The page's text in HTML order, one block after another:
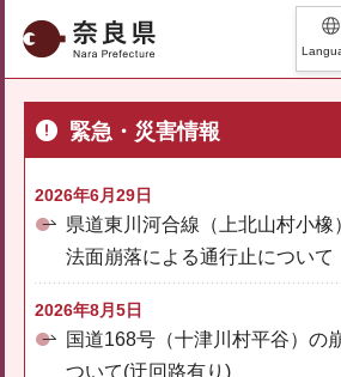
奈良県
緊急・災害情報
2026年6月29日
県道東川河合線（上北山村小橡
法面崩落による通行止について
2026年8月5日
国道168号（十津川村平谷）の
ついて(迂回路有り)